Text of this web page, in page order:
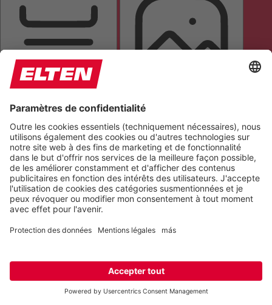
MASQUE DE LECTURE MASQUER LES IMAGES
TOUT METTRE EN ÉVIDENCE